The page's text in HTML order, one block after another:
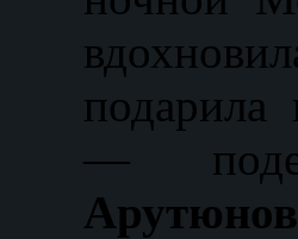
—
Арутюнов